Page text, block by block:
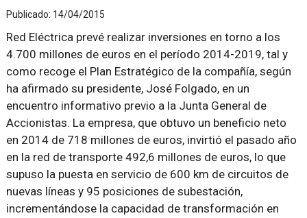
Publicado: 14/04/2015
Red Eléctrica prevé realizar inversiones en torno a los
4.700 millones de euros en el período 2014-2019, tal y
como recoge el Plan Estratégico de la compañía, según
ha afirmado su presidente, José Folgado, en un
encuentro informativo previo a la Junta General de
Accionistas. La empresa, que obtuvo un beneficio neto
en 2014 de 718 millones de euros, invirtió el pasado año
en la red de transporte 492,6 millones de euros, lo que
supuso la puesta en servicio de 600 km de circuitos de
nuevas líneas y 95 posiciones de subestación,
incrementándose la capacidad de transformación en